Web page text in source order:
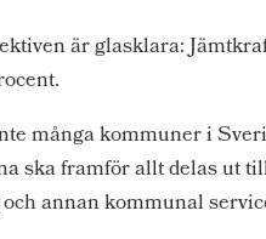
är glasklara:
många kommuner i
ska framför allt delas ut
annan kommunal